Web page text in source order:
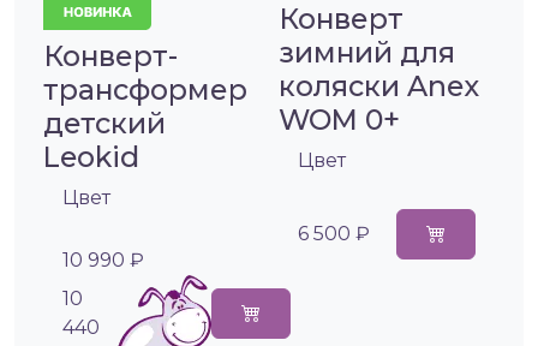
Конверт-
трансформер
детский
Leokid
Цвет
10 990 ₽
10
440
Конверт
зимний для
коляски Anex
WOM 0+
Цвет
6 500 ₽